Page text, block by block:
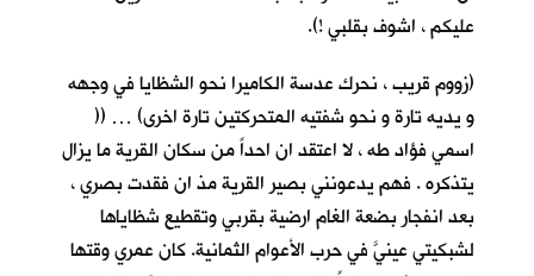
عليكم ، اشوف بقلبي !).
(زووم قريب ، نحرك عدسة الكاميرا نحو الشظايا في وجهه
و يديه تارة و نحو شفتيه المتحركتين تارة اخرى) … ((
اسمي فؤاد طه ، لا اعتقد ان احداً من سكان القرية ما يزال
يتذكره . فهم يدعونني بصير القرية مذ ان فقدت بصري ،
بعد انفجار بضعة الغام ارضية بقربي وتقطيع شظاياها
لشبكيتي عينيَّ في حرب الأعوام الثمانية. كان عمري وقتها